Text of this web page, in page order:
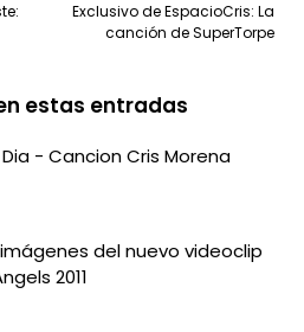
Exclusivo de EspacioCris: La
canción de SuperTorpe
estas entradas
- Cancion Cris Morena
del nuevo videoclip
2011